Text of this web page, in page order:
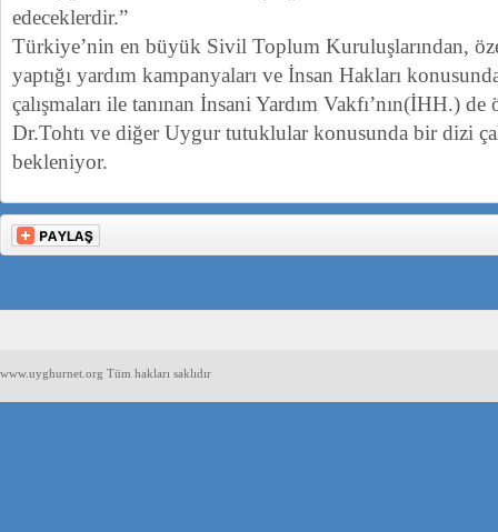
edeceklerdir.”
Türkiye’nin en büyük Sivil Toplum Kuruluşlarından,
yaptığı yardım kampanyaları ve İnsan Hakları
çalışmaları ile tanınan İnsani Yardım Vakfı’nın(İHH.)
Dr.Tohtı ve diğer Uygur tutuklular konusunda bir dizi
bekleniyor.
www.uyghurnet.org Tüm hakları saklıdır